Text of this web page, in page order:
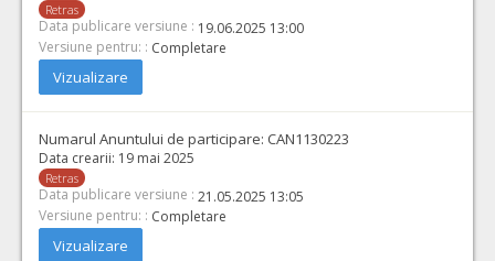
Retras
Data publicare versiune : 19.06.2025 13:00
Versiune pentru: : Completare
Vizualizare
Numarul Anuntului de participare: CAN1130223
Data crearii: 19 mai 2025
Retras
Data publicare versiune : 21.05.2025 13:05
Versiune pentru: : Completare
Vizualizare